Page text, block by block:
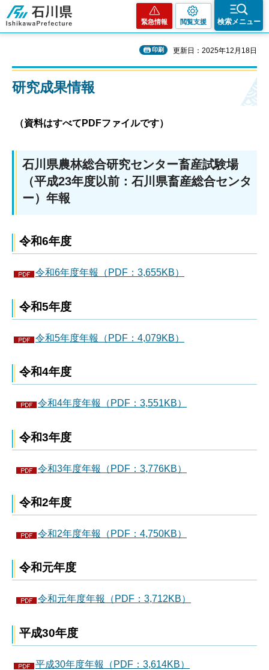
石川県
緊急情報 閲覧支援 検索メニュー
印刷 更新日：2025年12月18日
研究成果情報
（資料はすべてPDFファイルです）
石川県農林総合研究センター畜産試験場
（平成23年度以前：石川県畜産総合センタ
ー）年報
令和6年度
令和6年度年報（PDF：3,655KB）
令和5年度
令和5年度年報（PDF：4,079KB）
令和4年度
令和4年度年報（PDF：3,551KB）
令和3年度
令和3年度年報（PDF：3,776KB）
令和2年度
令和2年度年報（PDF：4,750KB）
令和元年度
令和元年度年報（PDF：3,712KB）
平成30年度
平成30年度年報（PDF：3,614KB）